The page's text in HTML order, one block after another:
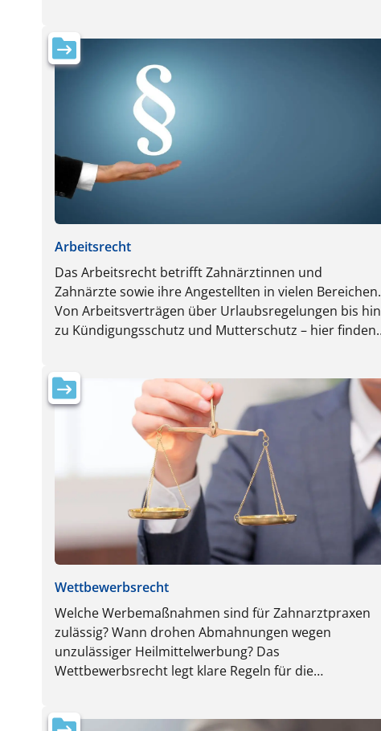
Arbeitsrecht
Das Arbeitsrecht betrifft Zahnärztinnen und
Zahnärzte sowie ihre Angestellten in vielen Bereichen.
Von Arbeitsverträgen über Urlaubsregelungen bis hin
zu Kündigungsschutz und Mutterschutz – hier finden
Arbeitgebern und Arbeitnehmern zu wahren.
Wettbewerbsrecht
Welche Werbemaßnahmen sind für Zahnarztpraxen
zulässig? Wann drohen Abmahnungen wegen
unzulässiger Heilmittelwerbung? Das
Wettbewerbsrecht legt klare Regeln für die